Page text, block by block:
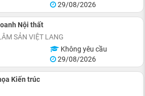
29/08/2026
Nội thất
SẢN VIỆT LANG
Không yêu cầu
29/08/2026
Kiến trúc